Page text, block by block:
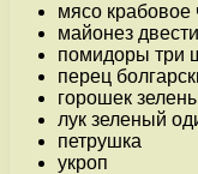
мясо крабовое
майонез двести
помидоры три
перец
горошек
лук зеленый
петрушка
укроп